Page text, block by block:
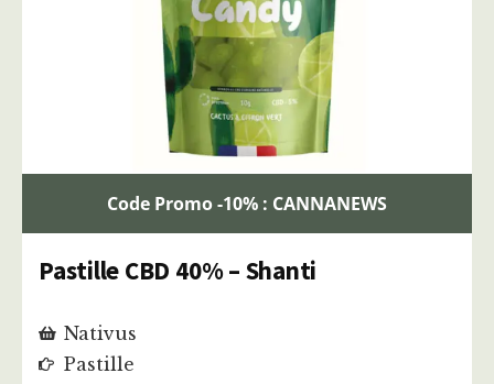
Code Promo -10% : CANNANEWS
Pastille CBD 40% – Shanti
Nativus
Pastille